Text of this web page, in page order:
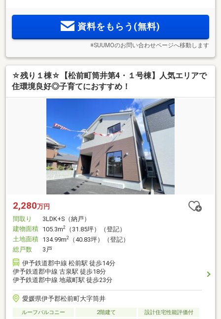
資料をもらう(無料)
※SUUMOのお問い合わせページへ移動します
☆残り１棟☆【松前町筒井第4・１号棟】人気エリアで
住環境良好◎子育てにおすすめ！
2,280万円
間取り
3LDK+S（納戸）
建物面積 105.3m2
（31.85坪）（登記）
土地面積 134.99m2
（40.83坪）（登記）
総戸数
3戸
伊予鉄道郡中線 松前駅 徒歩14分
伊予鉄道郡中線 古泉駅 徒歩18分
伊予鉄道郡中線 地蔵町駅 徒歩23分
愛媛県伊予郡松前町大字筒井
ルーフバルコニー 2階建て
設計住宅性能評価付